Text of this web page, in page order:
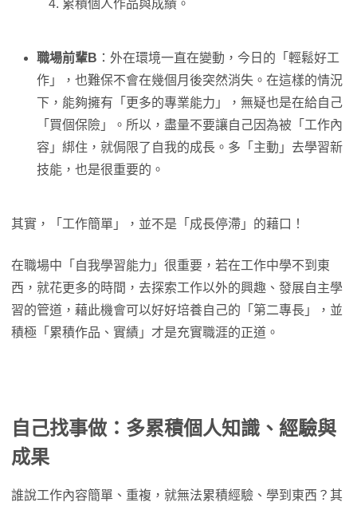
累積個人作品與成績。
職場前輩B ：外在環境一直在變動，今日的「輕鬆好工
作」，也難保不會在幾個月後突然消失。在這樣的情況
下，能夠擁有「更多的專業能力」，無疑也是在給自己
「買個保險」。所以，盡量不要讓自己因為被「工作內
容」綁住，就侷限了自我的成長。多「主動」去學習新
技能，也是很重要的。
其實，「工作簡單」，並不是「成長停滯」的藉口！
在職場中「自我學習能力」很重要，若在工作中學不到東
西，就花更多的時間，去探索工作以外的興趣、發展自主學
習的管道，藉此機會可以好好培養自己的「第二專長」，並
積極「累積作品、實績」才是充實職涯的正道。
自己找事做：多累積個人知識、經驗與
成果
誰說工作內容簡單、重複，就無法累積經驗、學到東西？其